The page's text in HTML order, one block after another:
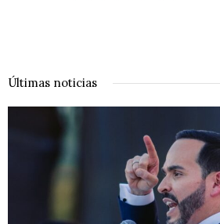
Últimas noticias